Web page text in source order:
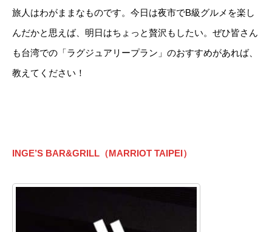
旅人はわがままなものです。今日は夜市でB級グルメを楽し
んだかと思えば、明日はちょっと贅沢もしたい。ぜひ皆さん
も台湾での「ラグジュアリープラン」のおすすめがあれば、
教えてください！
INGE’S BAR&GRILL（MARRIOT TAIPEI）